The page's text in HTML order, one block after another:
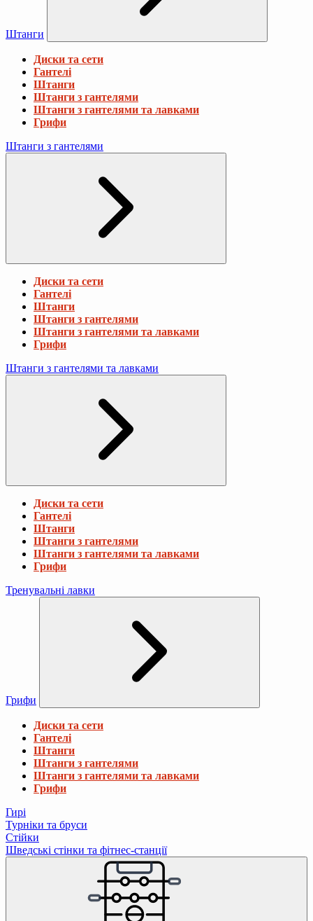
Штанги
Диски та сети
Гантелі
Штанги
Штанги з гантелями
Штанги з гантелями та лавками
Грифи
Штанги з гантелями
Диски та сети
Гантелі
Штанги
Штанги з гантелями
Штанги з гантелями та лавками
Грифи
Штанги з гантелями та лавками
Диски та сети
Гантелі
Штанги
Штанги з гантелями
Штанги з гантелями та лавками
Грифи
Тренувальні лавки
Грифи
Диски та сети
Гантелі
Штанги
Штанги з гантелями
Штанги з гантелями та лавками
Грифи
Гирі
Турніки та бруси
Стійки
Шведські стінки та фітнес-станції